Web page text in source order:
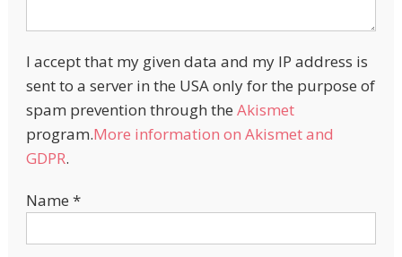
I accept that my given data and my IP address is
sent to a server in the USA only for the purpose of
spam prevention through the Akismet
program.More information on Akismet and
GDPR.
Name *